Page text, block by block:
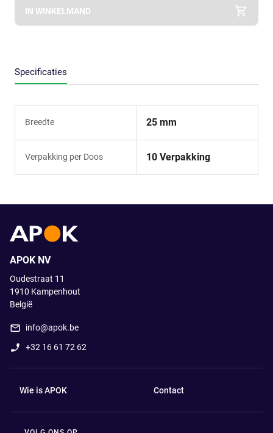
IN WINKELMAND
Specificaties
Breedte 25 mm
Verpakking per Doos 10 Verpakking
APOK NV
Oudestraat 11
1910 Kampenhout
België
info@apok.be
+32 16 61 72 62
Wie is APOK Contact